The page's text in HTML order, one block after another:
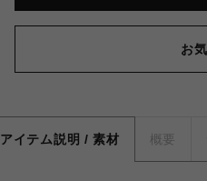
お
アイテム説明 / 素材 概要